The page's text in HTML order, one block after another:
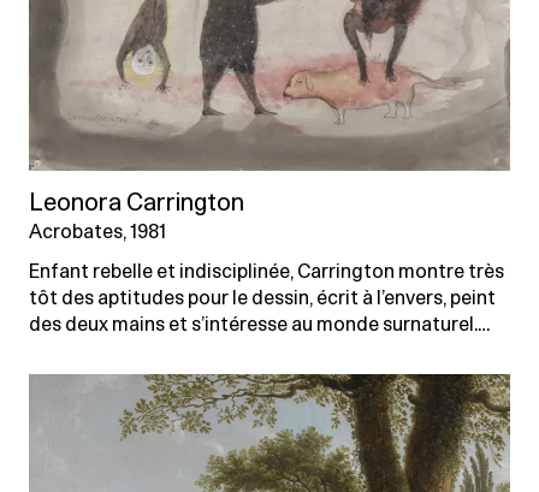
Leonora Carrington
Acrobates, 1981
Enfant rebelle et indisciplinée, Carrington montre très
tôt des aptitudes pour le dessin, écrit à l’envers, peint
des deux mains et s’intéresse au monde surnaturel.…